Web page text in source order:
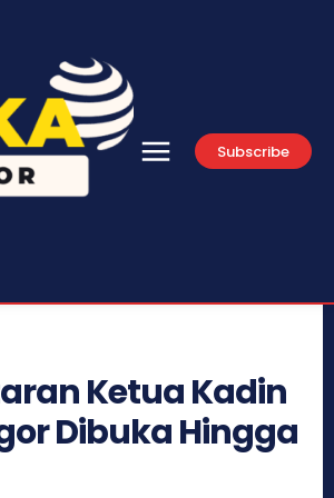
Subscribe
Ketua Kadin
Dibuka Hingga